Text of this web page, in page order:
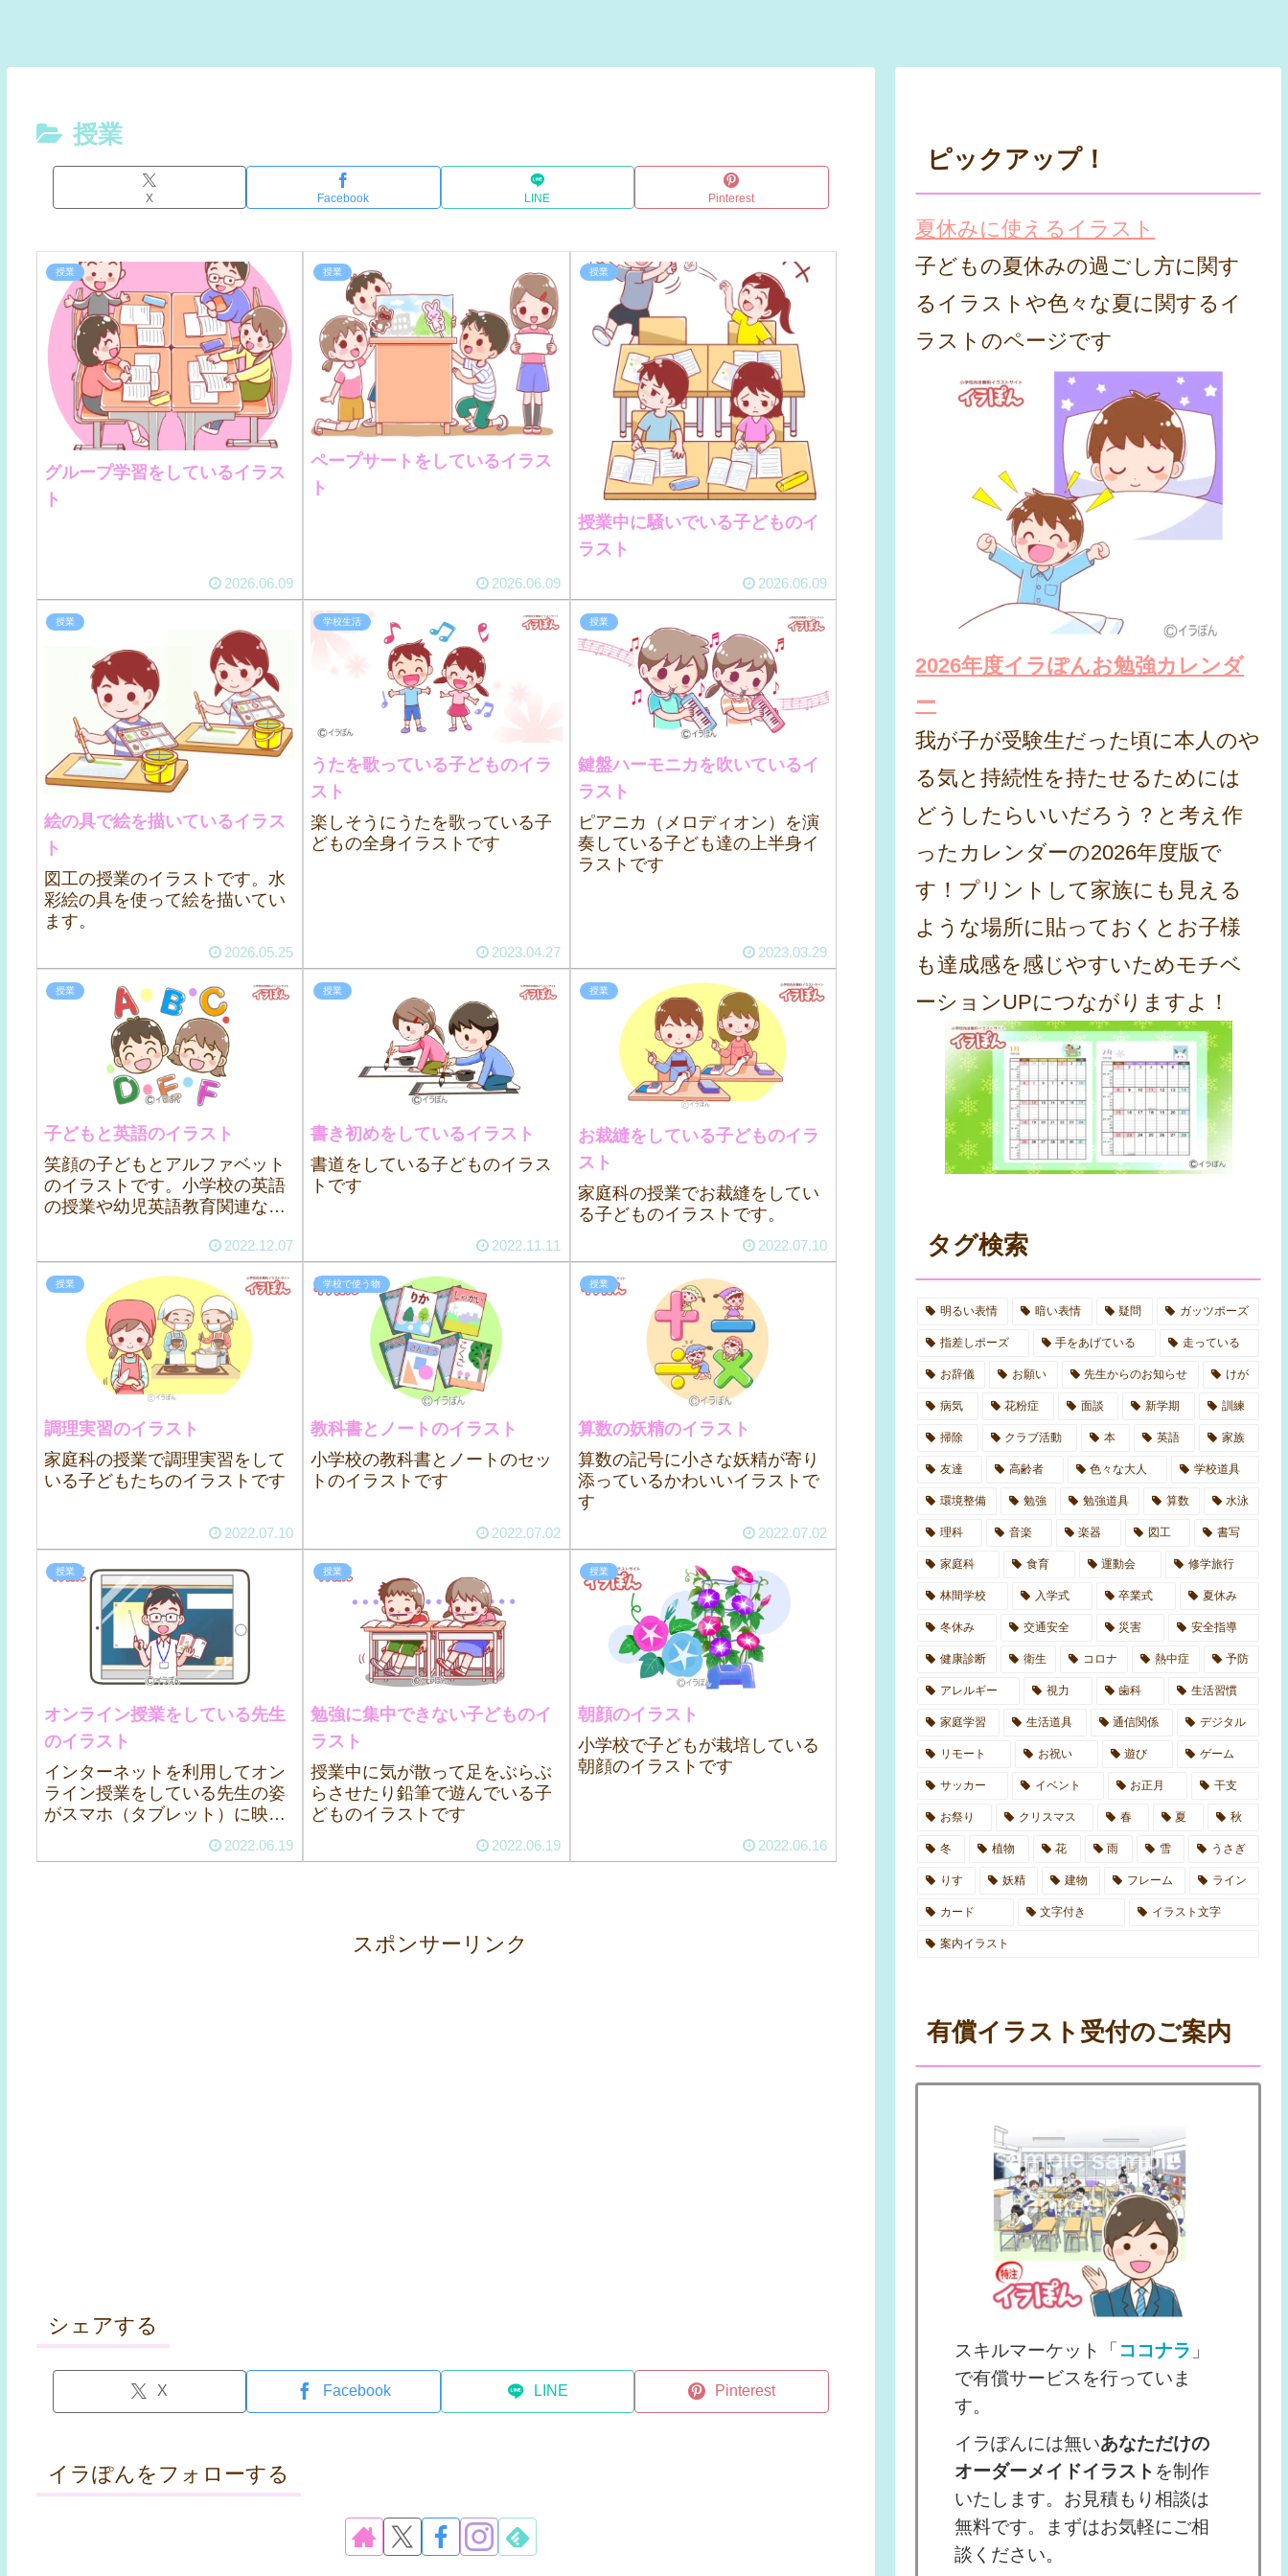
授業
X Facebook LINE Pinterest
授業
グループ学習をしているイラス
ト
2026.06.09
授業
ペープサートをしているイラス
ト
2026.06.09
授業
授業中に騒いでいる子どものイ
ラスト
2026.06.09
授業
絵の具で絵を描いているイラス
ト
図工の授業のイラストです。水
彩絵の具を使って絵を描いてい
ます。
2026.05.25
学校生活
うたを歌っている子どものイラ
スト
楽しそうにうたを歌っている子
どもの全身イラストです
2023.04.27
授業
鍵盤ハーモニカを吹いているイ
ラスト
ピアニカ（メロディオン）を演
奏している子ども達の上半身イ
ラストです
2023.03.29
授業
子どもと英語のイラスト
笑顔の子どもとアルファベット
のイラストです。小学校の英語
の授業や幼児英語教育関連など
2022.12.07
授業
書き初めをしているイラスト
書道をしている子どものイラス
トです
2022.11.11
授業
お裁縫をしている子どものイラ
スト
家庭科の授業でお裁縫をしてい
る子どものイラストです。
2022.07.10
授業
調理実習のイラスト
家庭科の授業で調理実習をして
いる子どもたちのイラストです
2022.07.10
学校で使う物
教科書とノートのイラスト
小学校の教科書とノートのセッ
トのイラストです
2022.07.02
授業
算数の妖精のイラスト
算数の記号に小さな妖精が寄り
添っているかわいいイラストで
す
2022.07.02
授業
オンライン授業をしている先生
のイラスト
インターネットを利用してオン
ライン授業をしている先生の姿
がスマホ（タブレット）に映っ
2022.06.19
授業
勉強に集中できない子どものイ
ラスト
授業中に気が散って足をぶらぶ
らさせたり鉛筆で遊んでいる子
どものイラストです
2022.06.19
授業
朝顔のイラスト
小学校で子どもが栽培している
朝顔のイラストです
2022.06.16
スポンサーリンク
シェアする
X Facebook LINE Pinterest
イラぽんをフォローする
ピックアップ！
夏休みに使えるイラスト
子どもの夏休みの過ごし方に関す
るイラストや色々な夏に関するイ
ラストのページです
2026年度イラぽんお勉強カレンダ
ー
我が子が受験生だった頃に本人のや
る気と持続性を持たせるためには
どうしたらいいだろう？と考え作
ったカレンダーの2026年度版で
す！プリントして家族にも見える
ような場所に貼っておくとお子様
も達成感を感じやすいためモチベ
ーションUPにつながりますよ！
タグ検索
明るい表情 暗い表情 疑問 ガッツポーズ
指差しポーズ 手をあげている 走っている
お辞儀 お願い 先生からのお知らせ けが
病気 花粉症 面談 新学期 訓練
掃除 クラブ活動 本 英語 家族
友達 高齢者 色々な大人 学校道具
環境整備 勉強 勉強道具 算数 水泳
理科 音楽 楽器 図工 書写
家庭科 食育 運動会 修学旅行
林間学校 入学式 卒業式 夏休み
冬休み 交通安全 災害 安全指導
健康診断 衛生 コロナ 熱中症 予防
アレルギー 視力 歯科 生活習慣
家庭学習 生活道具 通信関係 デジタル
リモート お祝い 遊び ゲーム
サッカー イベント お正月 干支
お祭り クリスマス 春 夏 秋
冬 植物 花 雨 雪 うさぎ
りす 妖精 建物 フレーム ライン
カード 文字付き イラスト文字
案内イラスト
有償イラスト受付のご案内
スキルマーケット「 ココナラ 」
で有償サービスを行っていま
す。
イラぽんには無いあなただけの
オーダーメイドイラスト を制作
いたします。お見積もり相談は
無料です。まずはお気軽にご相
談ください。